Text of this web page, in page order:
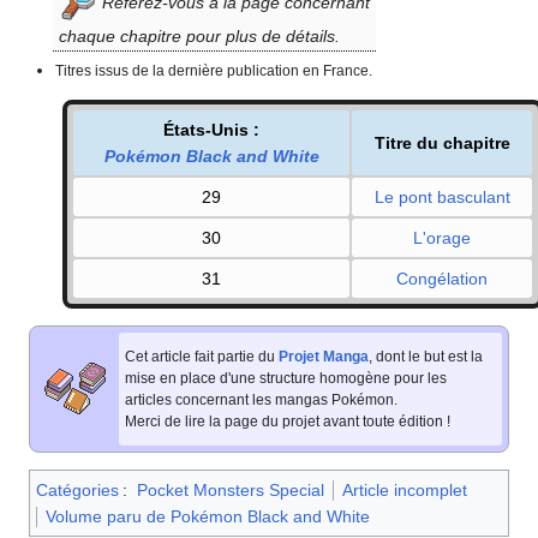
chaque chapitre pour plus de détails.
Titres issus de la dernière publication en France.
États-Unis :
Pokémon Black and White
Titre du chapitre
29 Le pont basculant
30 L'orage
31 Congélation
Cet article fait partie du Projet Manga, dont le but est la
mise en place d'une structure homogène pour les
articles concernant les mangas Pokémon.
Merci de lire la page du projet avant toute édition !
Catégories : Pocket Monsters Special
Article incomplet
Volume paru de Pokémon Black and White